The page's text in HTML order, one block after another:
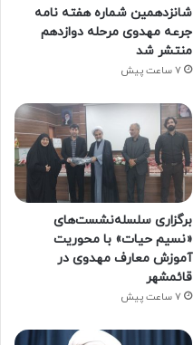
شانزدهمین شماره هفته‌ نامه
جرعه مهدوی مرحله دوازدهم
منتشر شد
7 ساعت پیش
برگزاری سلسله‌نشست‌های
«نسیم حیات» با محوریت
آموزش معارف مهدوی در
قائمشهر
7 ساعت پیش